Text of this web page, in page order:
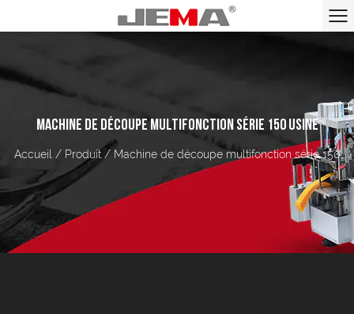
MACHINE DE DÉCOUPE MULTIFONCTION SÉRIE 150 USINE
Accueil / Produit/ Machine de découpe multifonction série 150